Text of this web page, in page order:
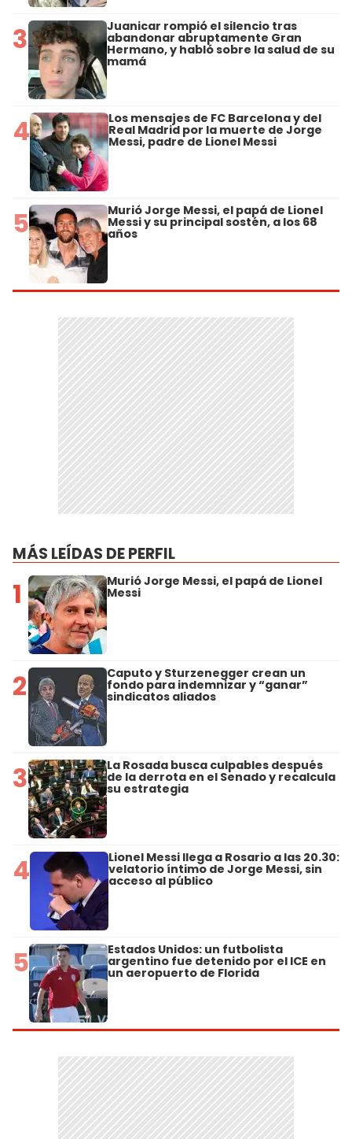
3 Juanicar rompió el silencio tras
abandonar abruptamente Gran
Hermano, y habló sobre la salud de su
mamá
4 Los mensajes de FC Barcelona y del
Real Madrid por la muerte de Jorge
Messi, padre de Lionel Messi
5 Murió Jorge Messi, el papá de Lionel
Messi y su principal sostén, a los 68
años
MÁS LEÍDAS DE PERFIL
1 Murió Jorge Messi, el papá de Lionel
Messi
2 Caputo y Sturzenegger crean un
fondo para indemnizar y “ganar”
sindicatos aliados
3 La Rosada busca culpables después
de la derrota en el Senado y recalcula
su estrategia
4 Lionel Messi llega a Rosario a las 20.30:
velatorio íntimo de Jorge Messi, sin
acceso al público
5 Estados Unidos: un futbolista
argentino fue detenido por el ICE en
un aeropuerto de Florida